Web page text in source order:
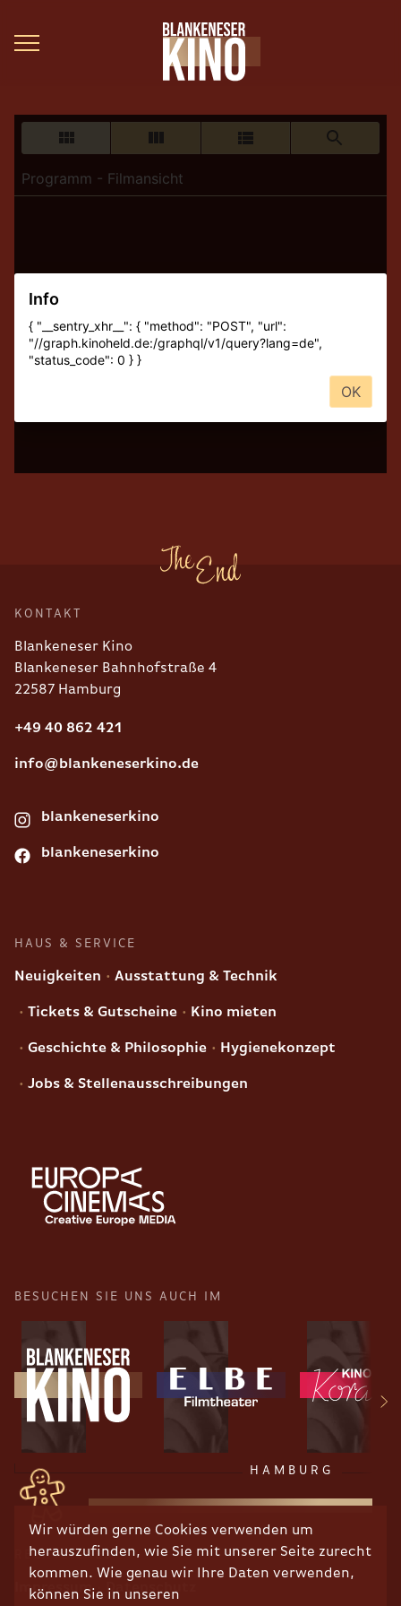
Wir würden gerne Cookies verwenden um
herauszufinden, wie Sie mit unserer Seite zurecht
kommen. Wie genau wir Ihre Daten verwenden,
können Sie in unseren
KONTAKT
Blankeneser Kino
Blankeneser Bahnhofstraße 4
22587 Hamburg
+49 40 862 421
info@blankeneserkino.de
blankeneserkino
blankeneserkino
HAUS & SERVICE
Neuigkeiten Ausstattung & Technik
Tickets & Gutscheine Kino mieten
Geschichte & Philosophie Hygienekonzept
Jobs & Stellenausschreibungen
BESUCHEN SIE UNS AUCH IM
HAMBURG
RECHTLICHES
Impressum Datenschutz